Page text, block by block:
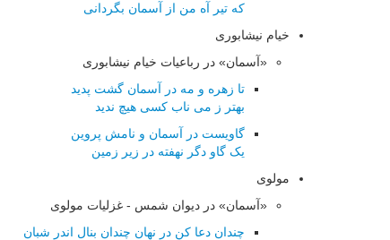
که تیر آه من از آسمان بگردانی
خیام نیشابوری
«آسمان» در رباعیات خیام نیشابوری
تا زهره و مه در آسمان گشت پدید
بهتر ز می ناب کسی هیچ ندید
گاویست در آسمان و نامش پروین
یک گاو دگر نهفته در زیر زمین
مولوی
«آسمان» در دیوان شمس - غزلیات مولوی
چندان دعا كن در نهان چندان بنال اندر شبان